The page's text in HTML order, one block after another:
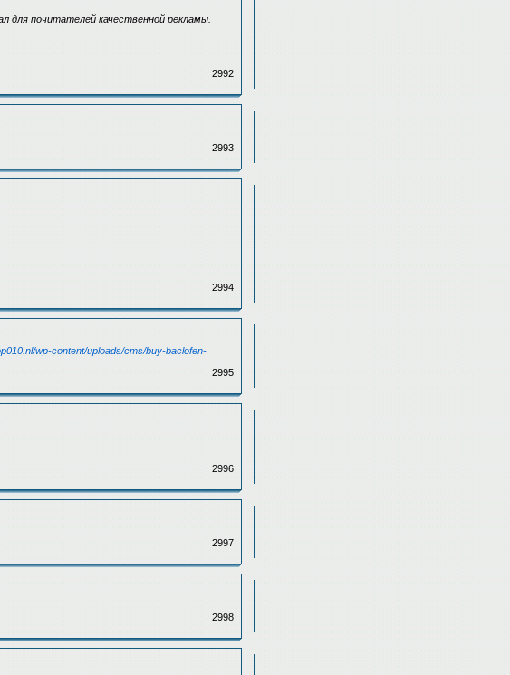
для почитателей качественной рекламы.
2992
2993
2994
wp-content/uploads/cms/buy-baclofen-
2995
2996
2997
2998